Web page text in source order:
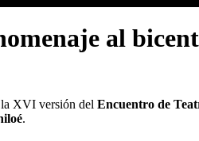
al
la XVI versión del Encuentro de
.